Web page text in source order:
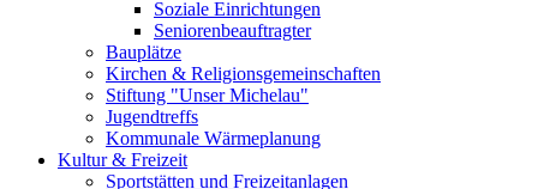
Soziale Einrichtungen
Seniorenbeauftragter
Bauplätze
Kirchen & Religionsgemeinschaften
Stiftung "Unser Michelau"
Jugendtreffs
Kommunale Wärmeplanung
Kultur & Freizeit
Sportstätten und Freizeitanlagen